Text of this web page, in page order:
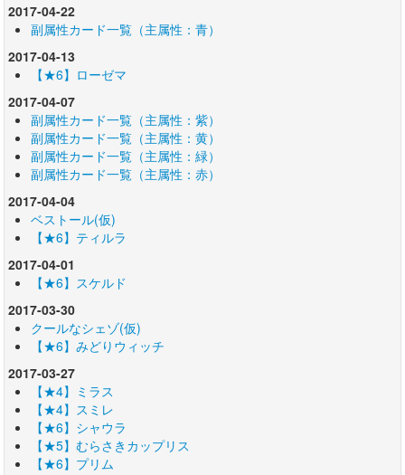
2017-04-22
副属性カード一覧（主属性：青）
2017-04-13
【★6】ローゼマ
2017-04-07
副属性カード一覧（主属性：紫）
副属性カード一覧（主属性：黄）
副属性カード一覧（主属性：緑）
副属性カード一覧（主属性：赤）
2017-04-04
ベストール(仮)
【★6】ティルラ
2017-04-01
【★6】スケルド
2017-03-30
クールなシェゾ(仮)
【★6】みどりウィッチ
2017-03-27
【★4】ミラス
【★4】スミレ
【★6】シャウラ
【★5】むらさきカップリス
【★6】プリム